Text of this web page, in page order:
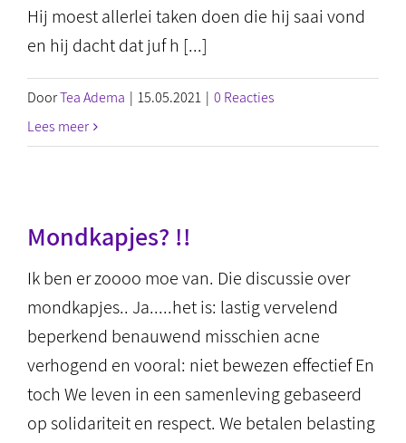
Hij moest allerlei taken doen die hij saai vond
en hij dacht dat juf h [...]
DoorTea Adema | 15.05.2021 | 0 Reacties
Lees meer
Mondkapjes? !!
Ik ben er zoooo moe van. Die discussie over
mondkapjes.. Ja.....het is: lastig vervelend
beperkend benauwend misschien acne
verhogend en vooral: niet bewezen effectief En
toch We leven in een samenleving gebaseerd
op solidariteit en respect. We betalen belasting